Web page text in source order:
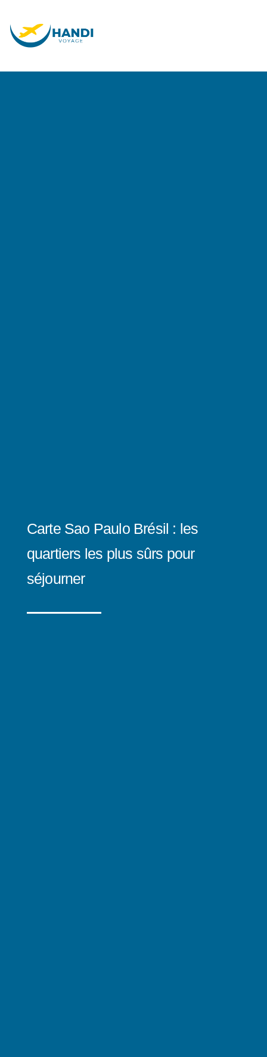
Carte Sao Paulo Brésil : les
quartiers les plus sûrs pour
séjourner